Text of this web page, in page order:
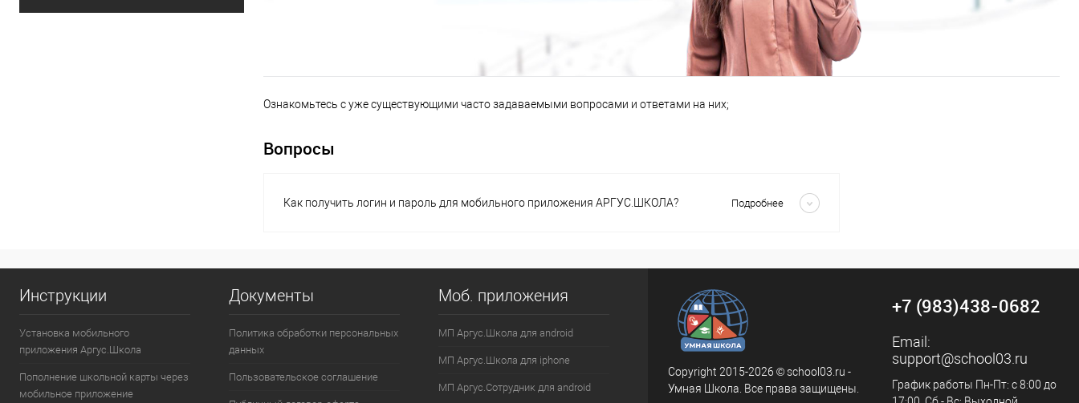
Ознакомьтесь с уже существующими часто задаваемыми вопросами и ответами на них;
Вопросы
Как получить логин и пароль для мобильного приложения АРГУС.ШКОЛА?
Подробнее
Инструкции
Установка мобильного
приложения Аргус.Школа
Пополнение школьной карты через
мобильное приложение
Документы
Политика обработки персональных
данных
Пользовательское соглашение
Моб. приложения
МП Аргус.Школа для android
МП Аргус.Школа для iphone
МП Аргус.Сотрудник для android
Copyright 2015-2026 © school03.ru -
Умная Школа. Все права защищены.
+7 (983)438-0682
Email:
support@school03.ru
График работы Пн-Пт: с 8:00 до